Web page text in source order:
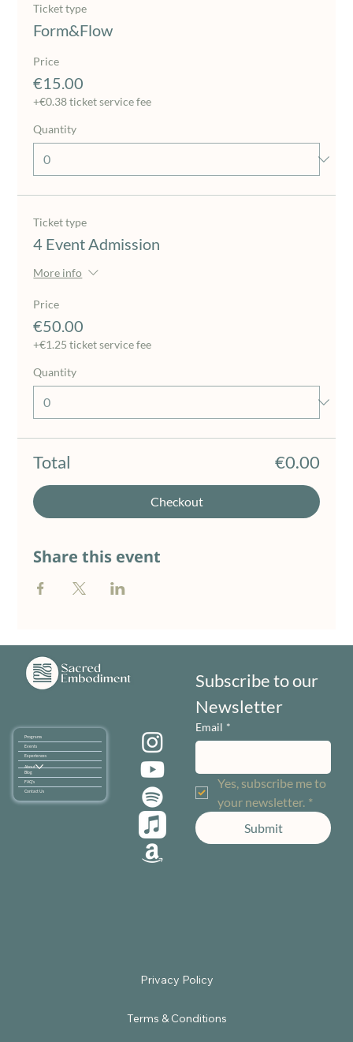
Ticket type
Form&Flow
Price
€15.00
+€0.38 ticket service fee
Quantity
Ticket type
4 Event Admission
More info
Price
€50.00
+€1.25 ticket service fee
Quantity
Total €0.00
Checkout
Share this event
Programs
Events
Experiences
About
Blog
FAQ's
Contact Us
Subscribe to our
Newsletter
Email *
Yes, subscribe me to
your newsletter. *
Submit
Terms & Conditions